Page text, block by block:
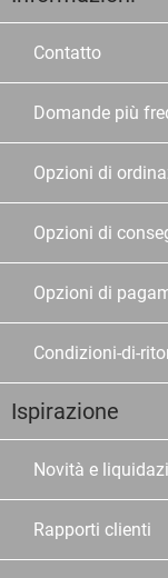
Contatto
Domande più
Opzioni di
Opzioni di
Opzioni di
Condizioni-di-
Ispirazione
Novità e
Rapporti clienti